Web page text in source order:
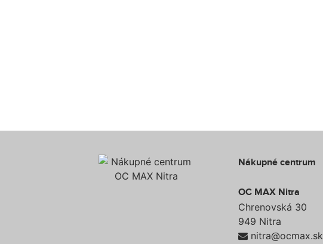
Nákupné centrum
OC MAX Nitra
Chrenovská 30
949 Nitra
nitra@ocmax.sk